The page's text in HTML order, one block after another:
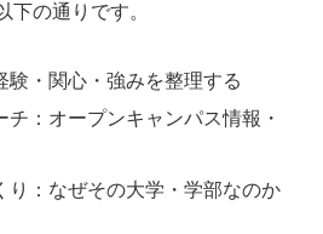
下の通りです。
験・関心・強みを整理する
チ：オープンキャンパス情報・
り：なぜその大学・学部なのか